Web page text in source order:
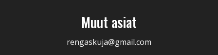
Muut asiat
rengaskuja@gmail.com